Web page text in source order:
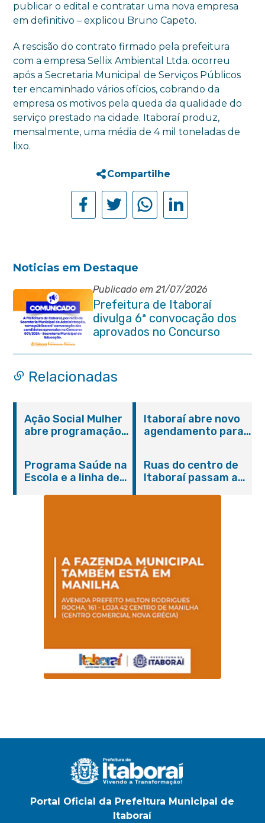
publicar o edital e contratar uma nova empresa
em definitivo – explicou Bruno Capeto.
A rescisão do contrato firmado pela prefeitura
com a empresa Sellix Ambiental Ltda. ocorreu
após a Secretaria Municipal de Serviços Públicos
ter encaminhado vários ofícios, cobrando da
empresa os motivos pela queda da qualidade do
serviço prestado na cidade. Itaboraí produz,
mensalmente, uma média de 4 mil toneladas de
lixo.
Compartilhe
Noticias em Destaque
Publicado em 21/07/2026
Prefeitura de Itaboraí
divulga 6ª convocação dos
aprovados no Concurso
Educação
Relacionadas
Ação Social Mulher
abre programação
serviços gratuitos e
orientações
Itaboraí abre novo
agendamento para
Programa Saúde na
Escola e a linha de
Magalhães Seabra
Ruas do centro de
Itaboraí passam a
Portal Oficial da Prefeitura Municipal de
Itaboraí